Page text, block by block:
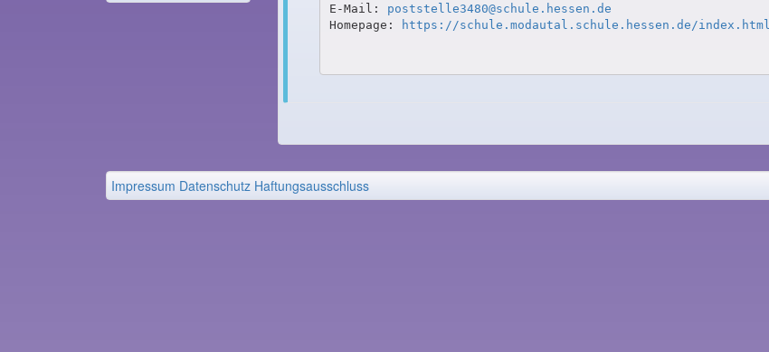
E-Mail: poststelle3480@schule.hessen.de
Homepage:
https://schule.modautal.schule.hessen.de/index.html
Impressum Datenschutz Haftungsausschluss